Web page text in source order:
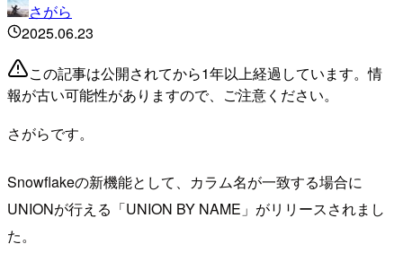
さがら
2025.06.23
この記事は公開されてから1年以上経過しています。情
報が古い可能性がありますので、ご注意ください。
さがらです。
Snowflakeの新機能として、カラム名が一致する場合に
UNIONが行える「UNION BY NAME」がリリースされまし
た。